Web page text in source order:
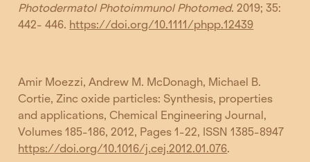
Photodermatol Photoimmunol Photomed. 2019; 35:
442- 446. https://doi.org/10.1111/phpp.12439
Amir Moezzi, Andrew M. McDonagh, Michael B.
Cortie, Zinc oxide particles: Synthesis, properties
and applications, Chemical Engineering Journal,
Volumes 185-186, 2012, Pages 1-22, ISSN 1385-8947
https://doi.org/10.1016/j.cej.2012.01.076.